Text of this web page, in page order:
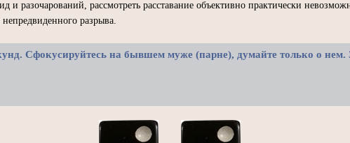
и разочарований, рассмотреть расставание объективно практически
разрыва.
Сфокусируйтесь на бывшем муже (парне), думайте только о